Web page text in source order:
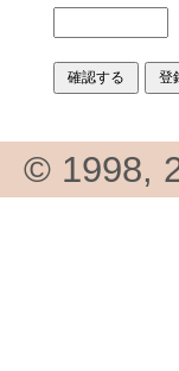
© 1998,